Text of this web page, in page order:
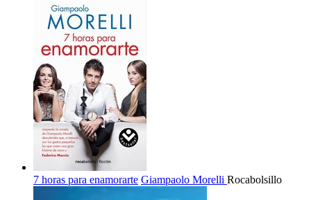
7 horas para enamorarte Giampaolo Morelli Rocabolsillo